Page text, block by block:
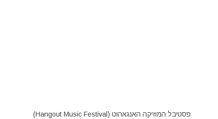
פסטיבל המוזיקה האנגאהוט (Hangout Music Festival)